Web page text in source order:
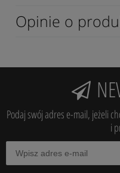
Opinie o
Podaj swój adres e-mail, jeżeli
i